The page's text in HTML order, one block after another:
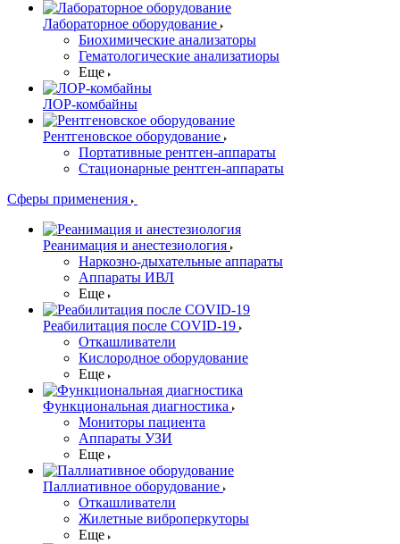
Лабораторное оборудование
Биохимические анализаторы
Гематологические анализатиоры
Еще
ЛОР-комбайны
Рентгеновское оборудование
Портативные рентген-аппараты
Стационарные рентген-аппараты
Сферы применения
Реанимация и анестезиология
Наркозно-дыхательные аппараты
Аппараты ИВЛ
Еще
Реабилитация после COVID-19
Откашливатели
Кислородное оборудование
Еще
Функциональная диагностика
Мониторы пациента
Аппараты УЗИ
Еще
Паллиативное оборудование
Откашливатели
Жилетные виброперкуторы
Еще